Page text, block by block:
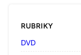
RUBRIKY
DVD